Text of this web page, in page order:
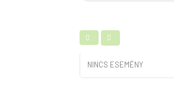
NINCS ESEMÉNY